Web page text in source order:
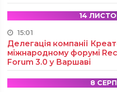
14
15:01
Делегація компанії
міжнародному форумі
Forum 3.0 у Варшаві
8